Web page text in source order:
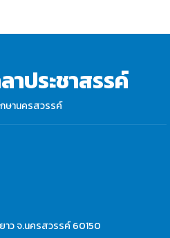
าประชาสรรค์
ษานครสวรรค์
าว จ.นครสวรรค์ 60150